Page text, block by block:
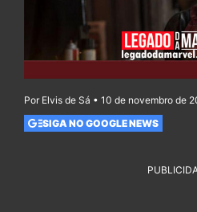
Por Elvis de Sá • 10 de novembro de
SIGA NO GOOGLE NEWS